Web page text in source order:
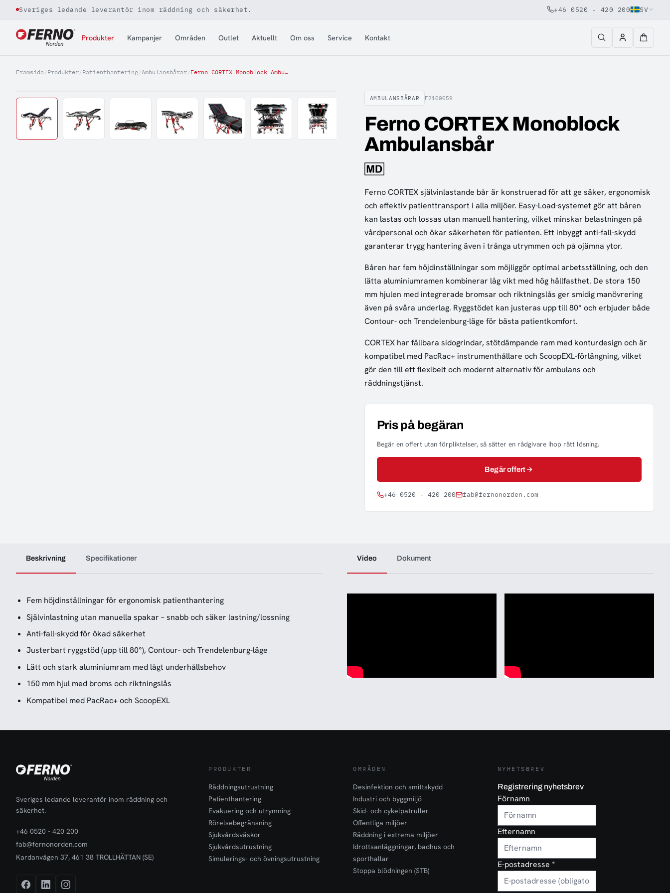
Jump to content
Sveriges ledande leverantör inom räddning och säkerhet. +46 0520 - 420 200 SV
Produkter Kampanjer Områden Outlet Aktuellt Om oss Service Kontakt
Framsida/Produkter/Patienthantering/Ambulansbårar/ Ferno CORTEX Monoblock Ambulansbår
AMBULANSBÅRAR F2100059
Ferno CORTEX Monoblock
Ambulansbår
Ferno CORTEX självinlastande bår är konstruerad för att ge säker, ergonomisk
och effektiv patienttransport i alla miljöer. Easy-Load-systemet gör att båren
kan lastas och lossas utan manuell hantering, vilket minskar belastningen på
vårdpersonal och ökar säkerheten för patienten. Ett inbyggt anti-fall-skydd
garanterar trygg hantering även i trånga utrymmen och på ojämna ytor.
Båren har fem höjdinställningar som möjliggör optimal arbetsställning, och den
lätta aluminiumramen kombinerar låg vikt med hög hållfasthet. De stora 150
mm hjulen med integrerade bromsar och riktningslås ger smidig manövrering
även på svåra underlag. Ryggstödet kan justeras upp till 80° och erbjuder både
Contour- och Trendelenburg-läge för bästa patientkomfort.
CORTEX har fällbara sidogrindar, stötdämpande ram med konturdesign och är
kompatibel med PacRac+ instrumenthållare och ScoopEXL-förlängning, vilket
gör den till ett flexibelt och modernt alternativ för ambulans och
räddningstjänst.
Pris på begäran
Begär en offert utan förpliktelser, så sätter en rådgivare ihop rätt lösning.
Begär offert
+46 0520 - 420 200 fab@fernonorden.com
Beskrivning Specifikationer
Fem höjdinställningar för ergonomisk patienthantering
Självinlastning utan manuella spakar – snabb och säker lastning/lossning
Anti-fall-skydd för ökad säkerhet
Justerbart ryggstöd (upp till 80°), Contour- och Trendelenburg-läge
Lätt och stark aluminiumram med lågt underhållsbehov
150 mm hjul med broms och riktningslås
Kompatibel med PacRac+ och ScoopEXL
Video Dokument
Sveriges ledande leverantör inom räddning och
säkerhet.
+46 0520 - 420 200
fab@fernonorden.com
Kardanvägen 37, 461 38 TROLLHÄTTAN (SE)
PRODUKTER
Räddningsutrustning
Patienthantering
Evakuering och utrymning
Rörelsebegränsning
Sjukvårdsväskor
Sjukvårdsutrustning
Simulerings- och övningsutrustning
OMRÅDEN
Desinfektion och smittskydd
Industri och byggmiljö
Skid- och cykelpatruller
Offentliga miljöer
Räddning i extrema miljöer
Idrottsanläggningar, badhus och
sporthallar
Stoppa blödningen (STB)
NYHETSBREV
Registrering nyhetsbrev
Förnamn
Efternamn
E-postadresse *